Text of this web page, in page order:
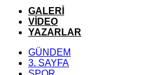
GALERİ
VİDEO
YAZARLAR
GÜNDEM
3. SAYFA